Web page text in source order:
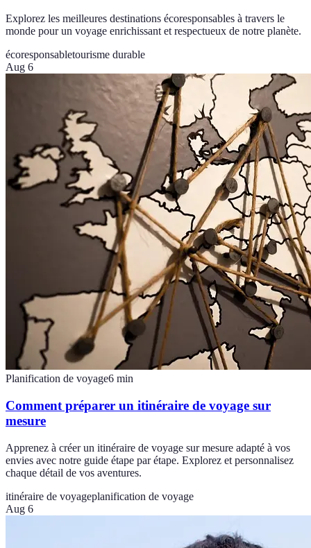
Explorez les meilleures destinations écoresponsables à travers le
monde pour un voyage enrichissant et respectueux de notre planète.
écoresponsabletourisme durable
Aug 6
Planification de voyage6 min
Comment préparer un itinéraire de voyage sur
mesure
Apprenez à créer un itinéraire de voyage sur mesure adapté à vos
envies avec notre guide étape par étape. Explorez et personnalisez
chaque détail de vos aventures.
itinéraire de voyageplanification de voyage
Aug 6